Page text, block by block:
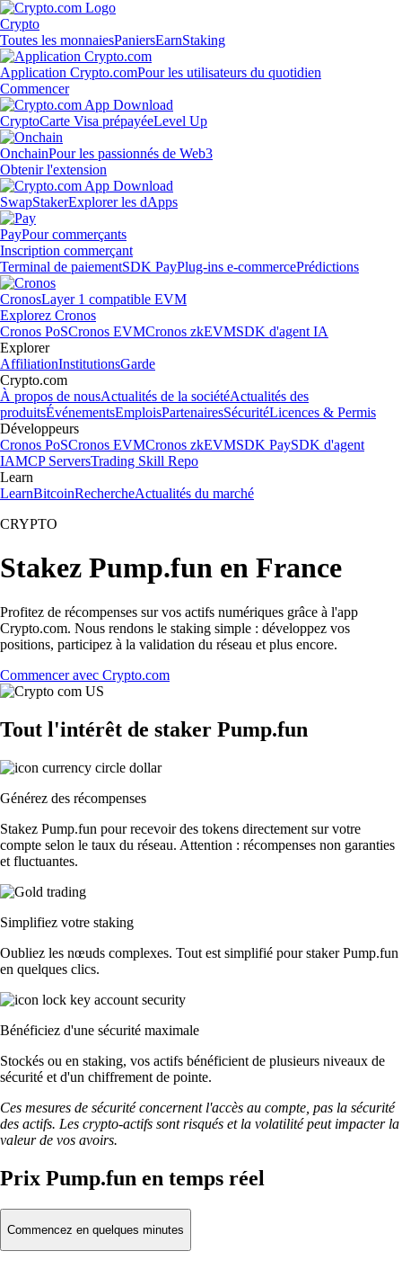
Crypto
Toutes les monnaiesPaniersEarnStaking
Application Crypto.comPour les utilisateurs du quotidien
Commencer
CryptoCarte Visa prépayéeLevel Up
OnchainPour les passionnés de Web3
Obtenir l'extension
SwapStakerExplorer les dApps
PayPour commerçants
Inscription commerçant
Terminal de paiementSDK PayPlug-ins e-commercePrédictions
CronosLayer 1 compatible EVM
Explorez Cronos
Cronos PoSCronos EVMCronos zkEVMSDK d'agent IA
Explorer
AffiliationInstitutionsGarde
Crypto.com
À propos de nousActualités de la sociétéActualités des
produitsÉvénementsEmploisPartenairesSécuritéLicences & Permis
Développeurs
Cronos PoSCronos EVMCronos zkEVMSDK PaySDK d'agent
IAMCP ServersTrading Skill Repo
Learn
LearnBitcoinRechercheActualités du marché
CRYPTO
Stakez Pump.fun en France
Profitez de récompenses sur vos actifs numériques grâce à l'app
Crypto.com. Nous rendons le staking simple : développez vos
positions, participez à la validation du réseau et plus encore.
Commencer avec Crypto.com
Tout l'intérêt de staker Pump.fun
Générez des récompenses
Stakez Pump.fun pour recevoir des tokens directement sur votre
compte selon le taux du réseau. Attention : récompenses non garanties
et fluctuantes.
Simplifiez votre staking
Oubliez les nœuds complexes. Tout est simplifié pour staker Pump.fun
en quelques clics.
Bénéficiez d'une sécurité maximale
Stockés ou en staking, vos actifs bénéficient de plusieurs niveaux de
sécurité et d'un chiffrement de pointe.
Ces mesures de sécurité concernent l'accès au compte, pas la sécurité
des actifs. Les crypto-actifs sont risqués et la volatilité peut impacter la
valeur de vos avoirs.
Prix Pump.fun en temps réel
Commencez en quelques minutes